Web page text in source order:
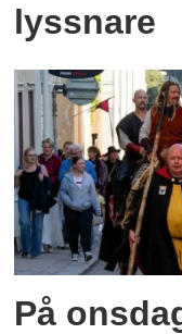
lyssnare
På